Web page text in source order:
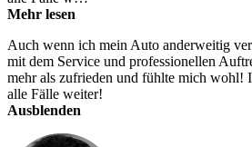
Mehr lesen
Auch wenn ich mein Auto anderweitig
mit dem Service und professionellen
mehr als zufrieden und fühlte mich wohl!
alle Fälle weiter!
Ausblenden